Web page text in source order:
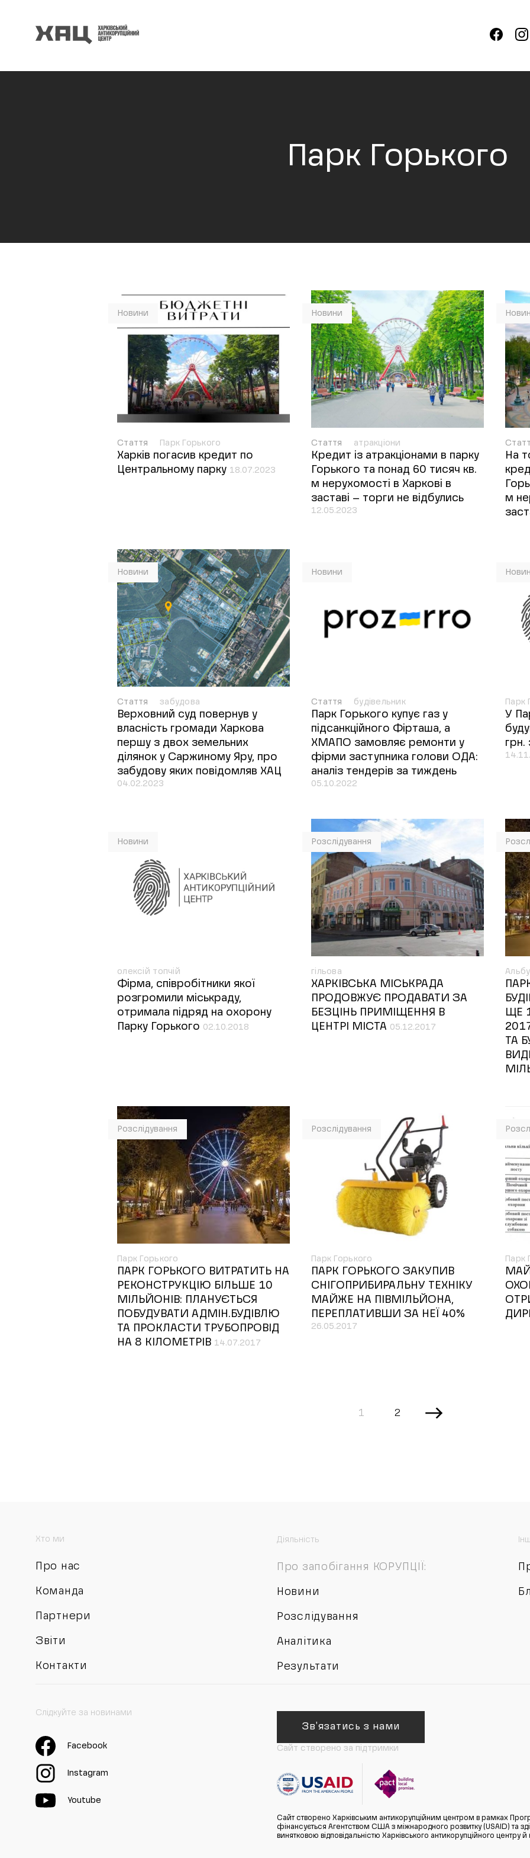
Парк Горького
Новини
Стаття Парк Горького
Харків погасив кредит по
Центральному парку 18.07.2023
Новини
Стаття атракціони
Кредит із атракціонами в парку
Горького та понад 60 тисяч кв.
м нерухомості в Харкові в
заставі – торги не відбулись
12.05.2023
На
м
Новини
Стаття забудова
Верховний суд повернув у
власність громади Харкова
першу з двох земельних
ділянок у Саржиному Яру, про
забудову яких повідомляв ХАЦ
04.02.2023
Новини
Стаття будівельник
Парк Горького купує газ у
підсанкційного Фірташа, а
ХМАПО замовляє ремонти у
фірми заступника голови ОДА:
аналіз тендерів за тиждень
05.10.2022
Парк
У
грн.
Новини
олексій топчій
Фірма, співробітники якої
розгромили міськраду,
отримала підряд на охорону
Парку Горького 02.10.2018
Розслідування
гільова
ХАРКІВСЬКА МІСЬКРАДА
ПРОДОВЖУЄ ПРОДАВАТИ ЗА
БЕЗЦІНЬ ПРИМІЩЕННЯ В
ЦЕНТРІ МІСТА 05.12.2017
ЩЕ
ТА
Розслідування
Парк Горького
ПАРК ГОРЬКОГО ВИТРАТИТЬ НА
РЕКОНСТРУКЦІЮ БІЛЬШЕ 10
МІЛЬЙОНІВ: ПЛАНУЄТЬСЯ
ПОБУДУВАТИ АДМІН.БУДІВЛЮ
ТА ПРОКЛАСТИ ТРУБОПРОВІД
НА 8 КІЛОМЕТРІВ 14.07.2017
Розслідування
Парк Горького
ПАРК ГОРЬКОГО ЗАКУПИВ
СНІГОПРИБИРАЛЬНУ ТЕХНІКУ
МАЙЖЕ НА ПІВМІЛЬЙОНА,
ПЕРЕПЛАТИВШИ ЗА НЕЇ 40%
26.05.2017
Парк
1 2
Хто ми
Про нас
Команда
Партнери
Звіти
Контакти
Діяльність
Про запобігання КОРУПЦІЇ:
Новини
Розслідування
Аналітика
Результати
Слідкуйте за новинами
Facebook
Instagram
Youtube
Зв'язатись з нами
Сайт створено за підтримки
Сайт створено Харківським антикорупційним центром в рамках
фінансується Агентством США з міжнародного розвитку (USAID) та
винятковою відповідальністю Харківського антикорупційного